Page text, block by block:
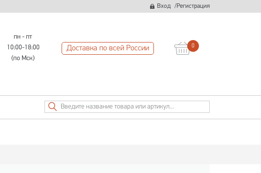
Вход /Регистрация
пн - пт
10:00-18:00
(по Мск)
Доставка по всей России 0